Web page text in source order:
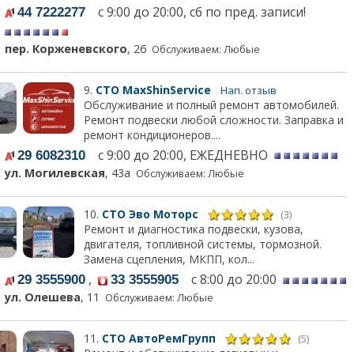
44 7222277 с 9:00 до 20:00, сб по пред. записи!
пер. Корженевского, 26 Обслуживаем: Любые
9. СТО MaxShinService Нап. отзыв
Обслуживание и полный ремонт автомобилей.
Ремонт подвески любой сложности. Заправка и
ремонт кондиционеров....
29 6082310 с 9:00 до 20:00, ЕЖЕДНЕВНО
ул. Могилевская, 43а Обслуживаем: Любые
10. СТО Эво Моторс (3)
Ремонт и диагностика подвески, кузова,
двигателя, топливной системы, тормозной.
Замена сцепления, МКПП, кол...
29 3555900 , 33 3555905 с 8:00 до 20:00
ул. Олешева, 11 Обслуживаем: Любые
11. СТО АвтоРемГрупп (5)